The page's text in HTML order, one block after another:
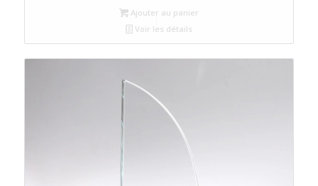
Ajouter au panier
Voir les détails